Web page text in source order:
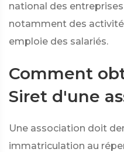
national des
notamment des
emploie des salariés.
Comment
Siret d'une
Une association doit
immatriculation au